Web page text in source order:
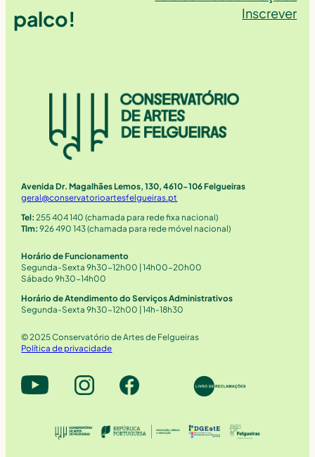
palco!
Inscrever
Avenida Dr. Magalhães Lemos, 130, 4610-106 Felgueiras
geral@conservatorioartesfelgueiras.pt
Tel: 255 404 140 (chamada para rede fixa nacional)
Tlm: 926 490 143 (chamada para rede móvel nacional)
Horário de Funcionamento
Segunda-Sexta 9h30-12h00 | 14h00-20h00
Sábado 9h30-14h00
Horário de Atendimento do Serviços Administrativos
Segunda-Sexta 9h30-12h00 | 14h-18h30
© 2025 Conservatório de Artes de Felgueiras
Política de privacidade